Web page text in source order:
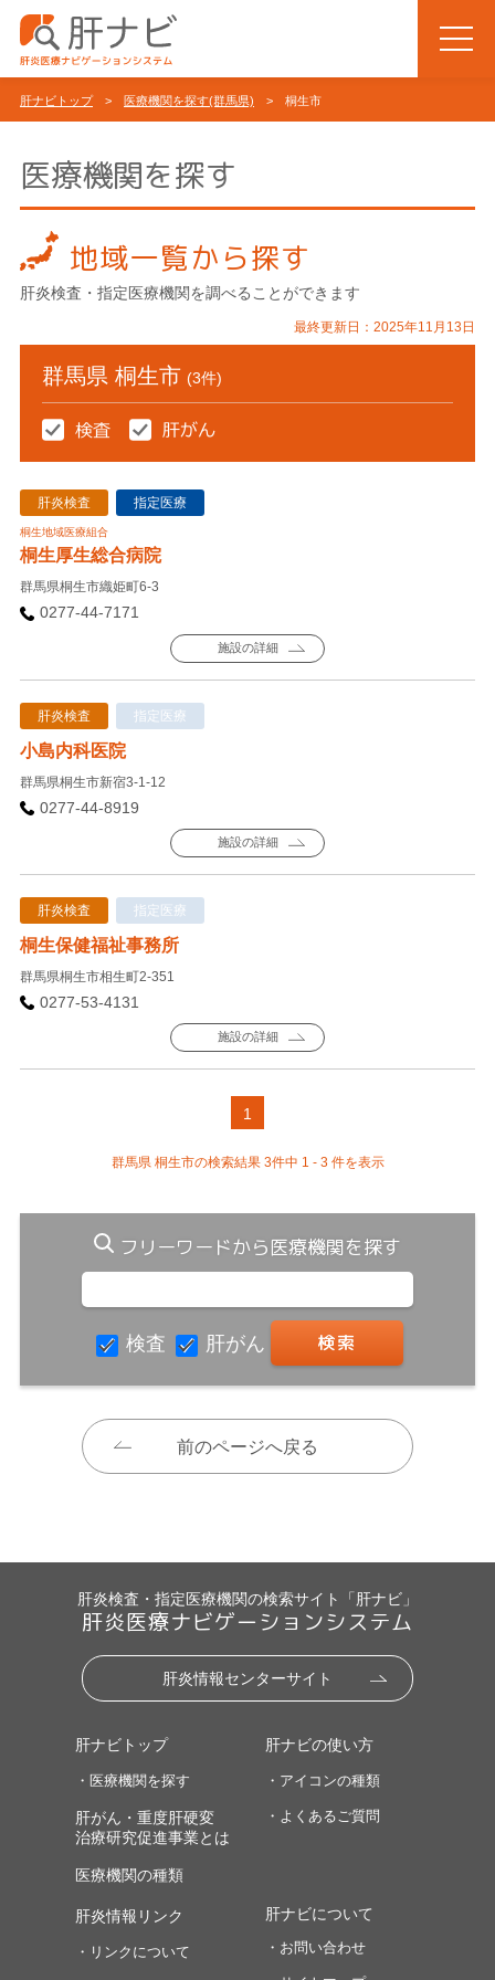
肝ナビトップ> 医療機関を探す(群馬県) > 桐生市
医療機関を探す
地域一覧から探す
肝炎検査・指定医療機関を調べることができます
最終更新日：2025年11月13日
群馬県 桐生市 (3件)
肝炎検査 指定医療
桐生地域医療組合
桐生厚生総合病院
群馬県桐生市織姫町6-3
0277-44-7171
施設の詳細
肝炎検査 指定医療
小島内科医院
群馬県桐生市新宿3-1-12
0277-44-8919
施設の詳細
肝炎検査 指定医療
桐生保健福祉事務所
群馬県桐生市相生町2-351
0277-53-4131
施設の詳細
1
群馬県 桐生市の検索結果 3件中 1 - 3 件を表示
フリーワードから医療機関を探す
検査 肝がん
前のページへ戻る
肝炎検査・指定医療機関の検索サイト「肝ナビ」
肝炎医療ナビゲーションシステム
肝炎情報センターサイト
肝ナビトップ
・医療機関を探す
肝がん・重度肝硬変
治療研究促進事業とは
医療機関の種類
肝ナビの使い方
・アイコンの種類
・よくあるご質問
肝炎情報リンク
・リンクについて
肝ナビについて
・お問い合わせ